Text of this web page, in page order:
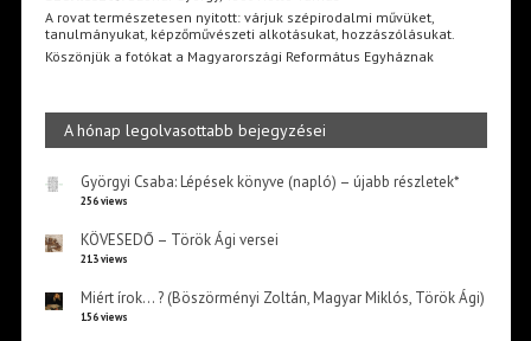
A rovat természetesen nyitott: várjuk szépirodalmi művüket,
tanulmányukat, képzőművészeti alkotásukat, hozzászólásukat.
Köszönjük a fotókat a Magyarországi Református Egyháznak
A hónap legolvasottabb bejegyzései
Györgyi Csaba: Lépések könyve (napló) – újabb részletek*
256 views
KÖVESEDŐ – Török Ági versei
213 views
Miért írok… ? (Böszörményi Zoltán, Magyar Miklós, Török Ági)
156 views